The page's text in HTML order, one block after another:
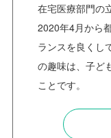
在宅医療部門の
2020年4月から
ランスを良くし
の趣味は、子ど
ことです。